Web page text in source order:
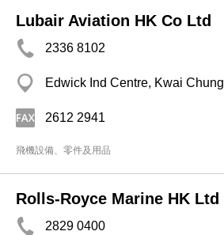
Lubair Aviation HK Co Ltd
2336 8102
Edwick Ind Centre, Kwai Chung
2612 2941
飛機設備、零件及用品
Rolls-Royce Marine HK Ltd
2829 0400